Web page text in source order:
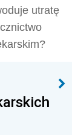
utratę